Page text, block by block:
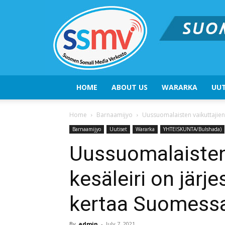
HOME ABOUT US WARARKA
Home Barnaamijyo Uussuomalaisten
Barnaamijyo Uutiset Wararka YHTEISKUNTA/Bulshada)
kesäleiri on
kertaa